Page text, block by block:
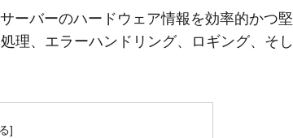
ーバーのハードウェア情報を効率的かつ堅
理、エラーハンドリング、ロギング、そし